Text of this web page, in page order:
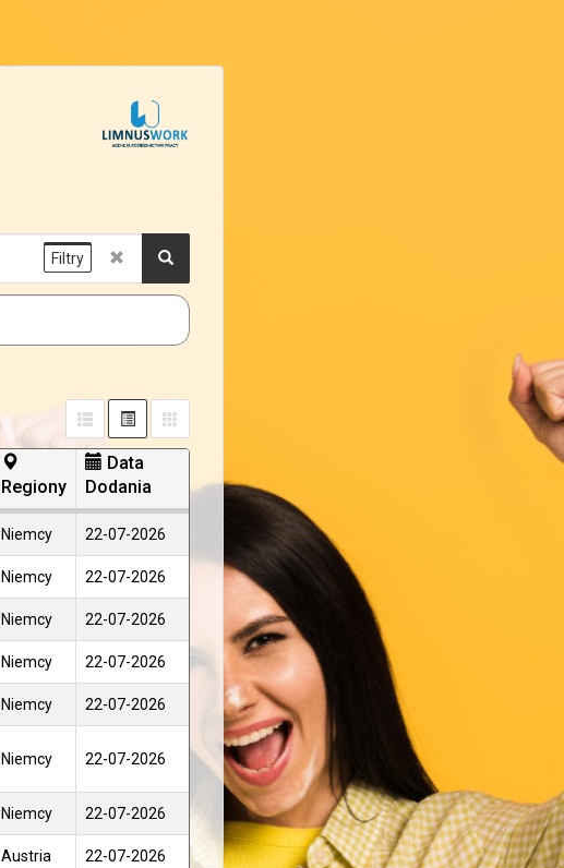
Filtry
Regiony
Data
Dodania
Niemcy 22-07-2026
Niemcy 22-07-2026
Niemcy 22-07-2026
Niemcy 22-07-2026
Niemcy 22-07-2026
Niemcy 22-07-2026
Niemcy 22-07-2026
Austria 22-07-2026